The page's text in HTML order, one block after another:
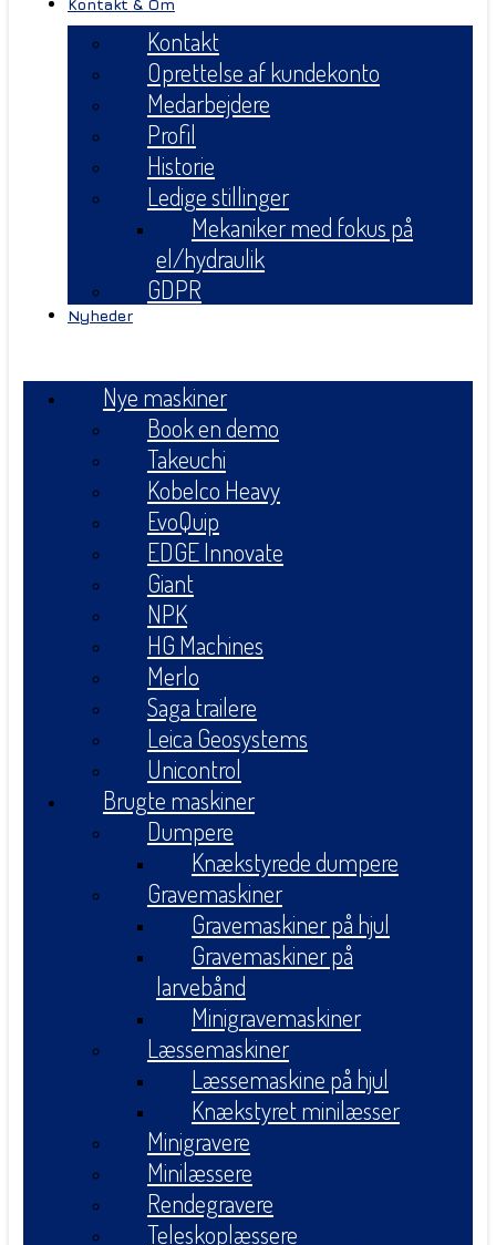
Kontakt & Om
Kontakt
Oprettelse af kundekonto
Medarbejdere
Profil
Historie
Ledige stillinger
Mekaniker med fokus på
el/hydraulik
GDPR
Nyheder
Nye maskiner
Book en demo
Takeuchi
Kobelco Heavy
EvoQuip
EDGE Innovate
Giant
NPK
HG Machines
Merlo
Saga trailere
Leica Geosystems
Unicontrol
Brugte maskiner
Dumpere
Knækstyrede dumpere
Gravemaskiner
Gravemaskiner på hjul
Gravemaskiner på
larvebånd
Minigravemaskiner
Læssemaskiner
Læssemaskine på hjul
Knækstyret minilæsser
Minigravere
Minilæssere
Rendegravere
Teleskoplæssere